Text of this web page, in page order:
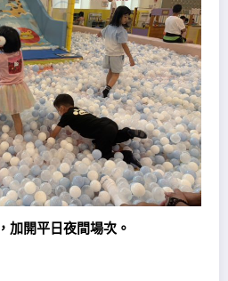
基隆原住民向市府提出「原住民族
助」政策訴求
2026-08-01 鷹眼時報